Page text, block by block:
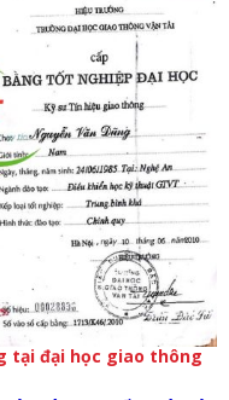
tại đại học giao thông